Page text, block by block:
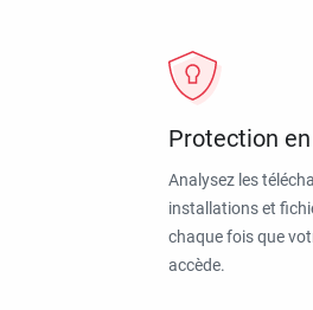
Protection
Analysez les
installations et
chaque fois que
accède.